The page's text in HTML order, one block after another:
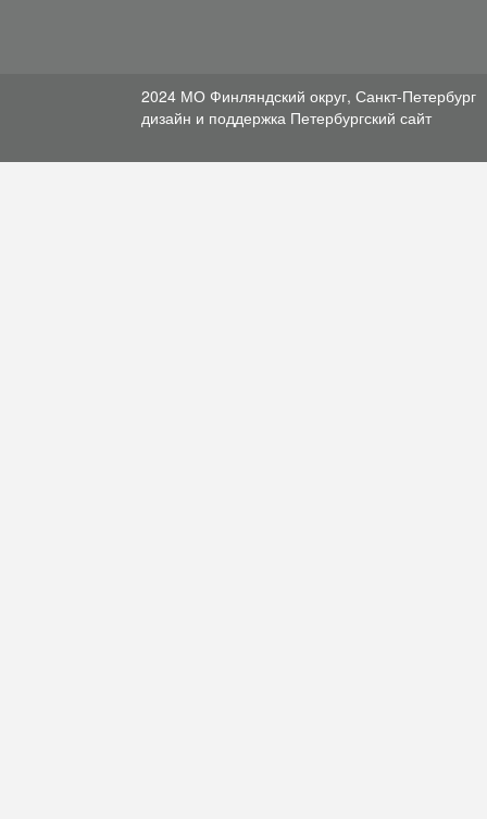
2024 МО Финляндский округ, Санкт-Петербург
дизайн и поддержка Петербургский сайт